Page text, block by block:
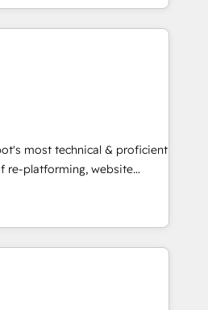
strategies, utilizing RevOps
America's largest HubSpot
in five
executed over a
approach,
integrates analysis,
qualification. Leveraging
we focus on
and converting leads.
most technical & proficient
re-platforming, website
We specialize in multi-hub
market & enterprise
Expertise Impact